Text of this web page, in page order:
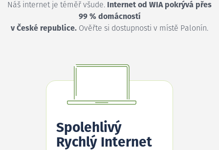
Náš internet je téměř všude. Internet od WIA pokrývá přes
99 % domácností
v České republice. Ověřte si dostupnosti v místě Palonín.
Spolehlivý
Rychlý Internet